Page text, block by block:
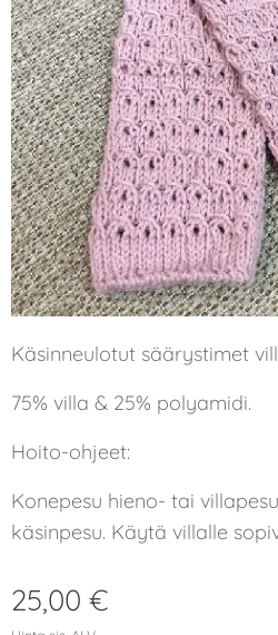
Käsinneulotut säärystimet
75% villa & 25% polyamidi.
Hoito-ohjeet:
Konepesu hieno- tai
käsinpesu. Käytä villalle
25,00 €